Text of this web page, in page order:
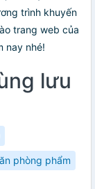
trình khuyến
trang web của
nay nhé!
lưu
phòng phẩm